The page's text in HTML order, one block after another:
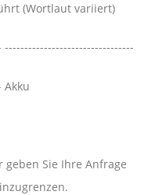
(Wortlaut variiert)
Akku
Sie Ihre Anfrage